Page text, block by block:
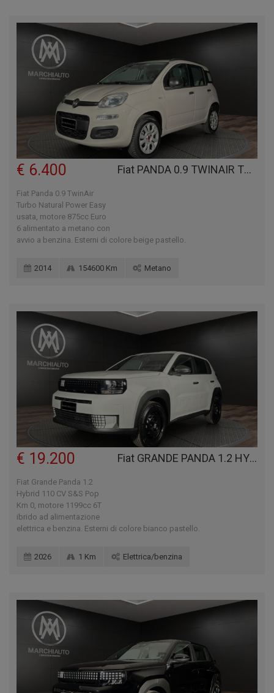
Fiat PANDA 0.9 TWINAIR TURBO NATURAL POWER EASY
€ 6.400
Fiat Panda 0.9 TwinAir
Turbo Natural Power Easy
usata, motore 875cc Euro
6 alimentato a metano con
avvio a benzina. Esterni di colore beige pastello.
2014 154600 Km Metano
Fiat GRANDE PANDA 1.2 HYBRID 110 CV S&S POP
€ 19.200
Fiat Grande Panda 1.2
Hybrid 110 CV S&S Pop
Km 0, motore 1199cc 6T
ibrido ad alimentazione
elettrica e benzina. Esterni di colore bianco pastello.
2026 1 Km Elettrica/benzina